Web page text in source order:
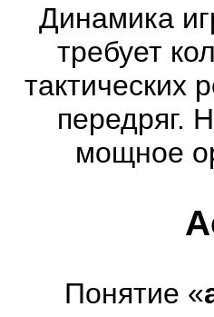
Динамика
требует
тактических
передряг.
мощное
Понятие «